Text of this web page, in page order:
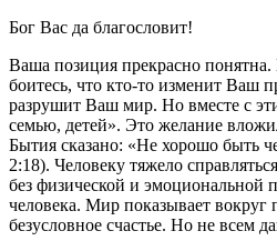
Бог Вас да благословит!
Ваша позиция прекрасно понятна.
боитесь, что кто-то изменит Ваш
разрушит Ваш мир. Но вместе с
семью, детей». Это желание
Бытия сказано: «Не хорошо быть
2:18). Человеку тяжело
без физической и эмоциональной
человека. Мир показывает вокруг
безусловное счастье. Но не всем